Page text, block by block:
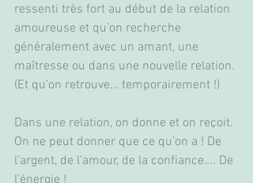
ressenti très fort au début de la relation
amoureuse et qu’on recherche
généralement avec un amant, une
maîtresse ou dans une nouvelle relation.
(Et qu’on retrouve… temporairement !)
Dans une relation, on donne et on reçoit.
On ne peut donner que ce qu’on a ! De
l’argent, de l’amour, de la confiance…. De